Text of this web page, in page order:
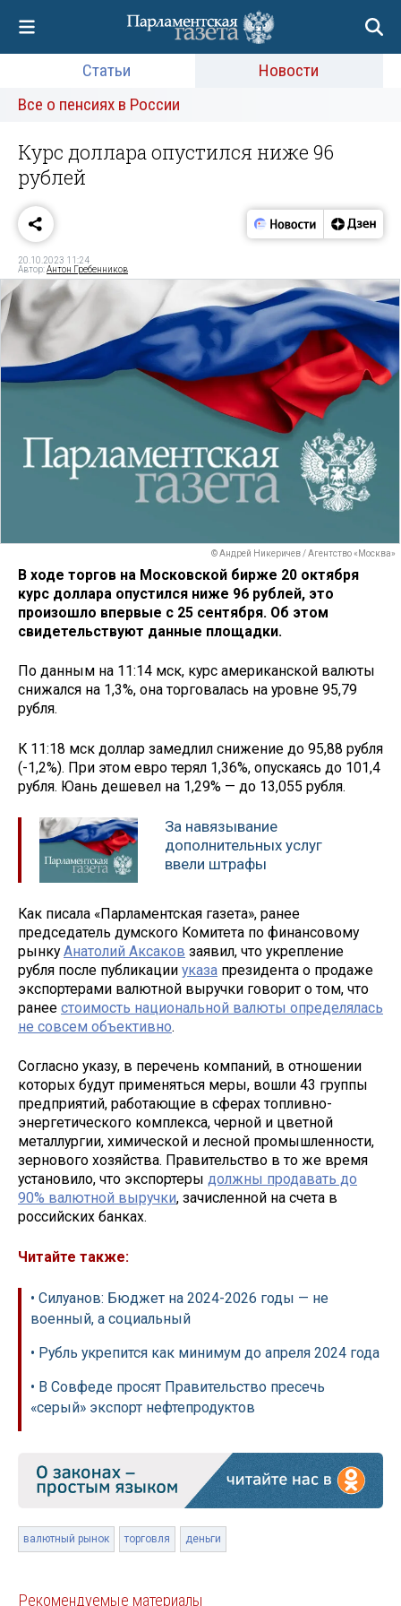
Статьи
Новости
Все о пенсиях в России
Курс доллара опустился ниже 96
рублей
20.10.2023 11:24
Автор:Антон Гребенников
© Андрей Никеричев / Агентство «Москва»
В ходе торгов на Московской бирже 20 октября
курс доллара опустился ниже 96 рублей, это
произошло впервые с 25 сентября. Об этом
свидетельствуют данные площадки.
По данным на 11:14 мск, курс американской валюты
снижался на 1,3%, она торговалась на уровне 95,79
рубля.
К 11:18 мск доллар замедлил снижение до 95,88 рубля
(-1,2%). При этом евро терял 1,36%, опускаясь до 101,4
рубля. Юань дешевел на 1,29% — до 13,055 рубля.
За навязывание
дополнительных услуг
ввели штрафы
Как писала «Парламентская газета», ранее
председатель думского Комитета по финансовому
рынкуАнатолий Аксаков заявил, что укрепление
рубля после публикации указа президента о продаже
экспортерами валютной выручки говорит о том, что
ранее стоимость национальной валюты определялась
не совсем объективно.
Согласно указу, в перечень компаний, в отношении
которых будут применяться меры, вошли 43 группы
предприятий, работающие в сферах топливно-
энергетического комплекса, черной и цветной
металлургии, химической и лесной промышленности,
зернового хозяйства. Правительство в то же время
установило, что экспортеры должны продавать до
90% валютной выручки, зачисленной на счета в
российских банках.
Читайте также:
• Силуанов: Бюджет на 2024-2026 годы — не
военный, а социальный
• Рубль укрепится как минимум до апреля 2024 года
• В Совфеде просят Правительство пресечь
«серый» экспорт нефтепродуктов
валютный рынок торговля деньги
Рекомендуемые материалы